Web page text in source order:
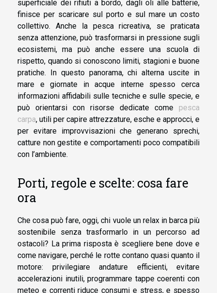
superficiale dei rifiuti a bordo, dagli oli alle batterie,
finisce per scaricare sul porto e sul mare un costo
collettivo. Anche la pesca ricreativa, se praticata
senza attenzione, può trasformarsi in pressione sugli
ecosistemi, ma può anche essere una scuola di
rispetto, quando si conoscono limiti, stagioni e buone
pratiche. In questo panorama, chi alterna uscite in
mare e giornate in acque interne spesso cerca
informazioni affidabili sulle tecniche e sulle specie, e
può orientarsi con risorse dedicate come pesca
carpa, utili per capire attrezzature, esche e approcci, e
per evitare improvvisazioni che generano sprechi,
catture non gestite e comportamenti poco compatibili
con l’ambiente.
Porti, regole e scelte: cosa fare
ora
Che cosa può fare, oggi, chi vuole un relax in barca più
sostenibile senza trasformarlo in un percorso ad
ostacoli? La prima risposta è scegliere bene dove e
come navigare, perché le rotte contano quasi quanto il
motore: privilegiare andature efficienti, evitare
accelerazioni inutili, programmare tappe coerenti con
meteo e correnti riduce consumi e stress, e spesso